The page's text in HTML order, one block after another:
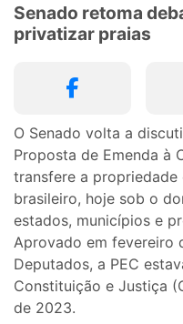
Senado retoma
privatizar praias
O Senado volta a
Proposta de Emenda à
transfere a
brasileiro, hoje sob o
estados, municípios e
Aprovado em fevereiro
Deputados, a PEC
Constituição e Justiça
de 2023.